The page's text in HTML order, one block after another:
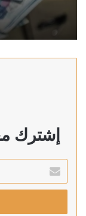
إشترك
بريدك
الإلكتروني